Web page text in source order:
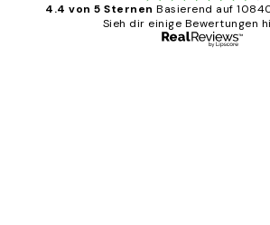
4.4 von 5 Sternen Basierend auf
Sieh dir einige Bewertungen